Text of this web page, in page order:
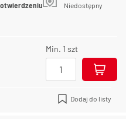
Niedostępny
Min. 1 szt
Dodaj do listy